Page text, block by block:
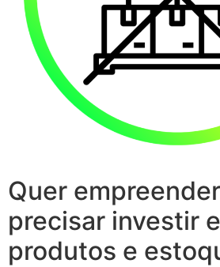
Quer
precisar investir
produtos e